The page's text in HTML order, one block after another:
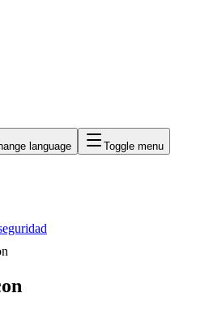
language Toggle menu